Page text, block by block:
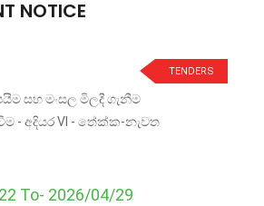
NOTICE
TENDERS
සහ මංසල මිලදී ගැනීම
- අදියර VI - තේක්ක-නැවත
To- 2026/04/29